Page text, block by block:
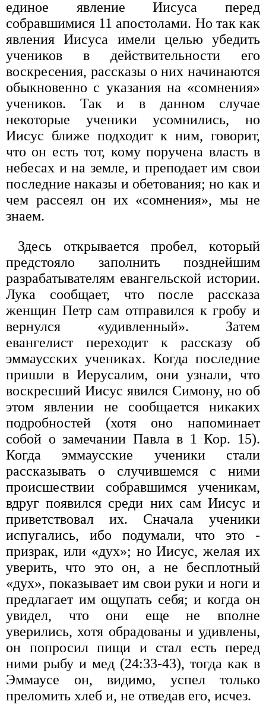
единое явление Иисуса перед
собравшимися 11 апостолами. Но так как
явления Иисуса имели целью убедить
учеников в действительности его
воскресения, рассказы о них начинаются
обыкновенно с указания на «сомнения»
учеников. Так и в данном случае
некоторые ученики усомнились, но
Иисус ближе подходит к ним, говорит,
что он есть тот, кому поручена власть в
небесах и на земле, и преподает им свои
последние наказы и обетования; но как и
чем рассеял он их «сомнения», мы не
знаем.
Здесь открывается пробел, который
предстояло заполнить позднейшим
разрабатывателям евангельской истории.
Лука сообщает, что после рассказа
женщин Петр сам отправился к гробу и
вернулся «удивленный». Затем
евангелист переходит к рассказу об
эммаусских учениках. Когда последние
пришли в Иерусалим, они узнали, что
воскресший Иисус явился Симону, но об
этом явлении не сообщается никаких
подробностей (хотя оно напоминает
собой о замечании Павла в 1 Кор. 15).
Когда эммаусские ученики стали
рассказывать о случившемся с ними
происшествии собравшимся ученикам,
вдруг появился среди них сам Иисус и
приветствовал их. Сначала ученики
испугались, ибо подумали, что это -
призрак, или «дух»; но Иисус, желая их
уверить, что это он, а не бесплотный
«дух», показывает им свои руки и ноги и
предлагает им ощупать себя; и когда он
увидел, что они еще не вполне
уверились, хотя обрадованы и удивлены,
он попросил пищи и стал есть перед
ними рыбу и мед (24:33-43), тогда как в
Эммаусе он, видимо, успел только
преломить хлеб и, не отведав его, исчез.